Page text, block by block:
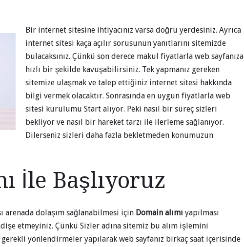
Bir internet sitesine ihtiyacınız varsa doğru yerdesiniz. Ayrıca
internet sitesi kaça açılır sorusunun yanıtlarını sitemizde
bulacaksınız. Çünkü son derece makul fiyatlarla web sayfanıza
hızlı bir şekilde kavuşabilirsiniz. Tek yapmanız gereken
sitemize ulaşmak ve talep ettiğiniz internet sitesi hakkında
bilgi vermek olacaktır. Sonrasında en uygun fiyatlarla web
sitesi kurulumu Start alıyor. Peki nasıl bir süreç sizleri
bekliyor ve nasıl bir hareket tarzı ile ilerleme sağlanıyor.
Dilerseniz sizleri daha fazla bekletmeden konumuzun
İle Başlıyoruz
dolaşım sağlanabilmesi için Domain alımı yapılması
etmeyiniz. Çünkü Sizler adına sitemiz bu alım işlemini
yönlendirmeler yapılarak web sayfanız birkaç saat içerisinde